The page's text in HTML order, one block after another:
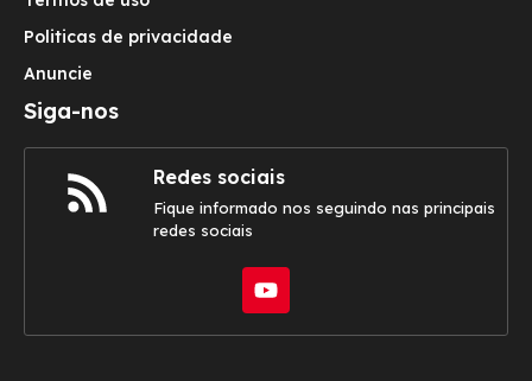
Politicas de privacidade
Anuncie
Siga-nos
Redes sociais
Fique informado nos seguindo nas principais
redes sociais